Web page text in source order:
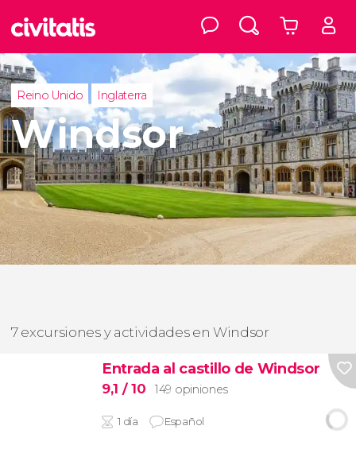
Reino Unido Inglaterra
Windsor
7 excursiones y actividades en Windsor
Entrada al castillo de Windsor
9,1 / 10 149 opiniones
1 día Español